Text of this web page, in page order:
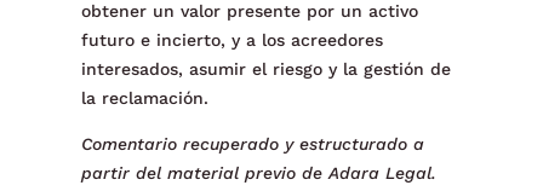
obtener un valor presente por un activo
futuro e incierto, y a los acreedores
interesados, asumir el riesgo y la gestión de
la reclamación.
Comentario recuperado y estructurado a
partir del material previo de Adara Legal.